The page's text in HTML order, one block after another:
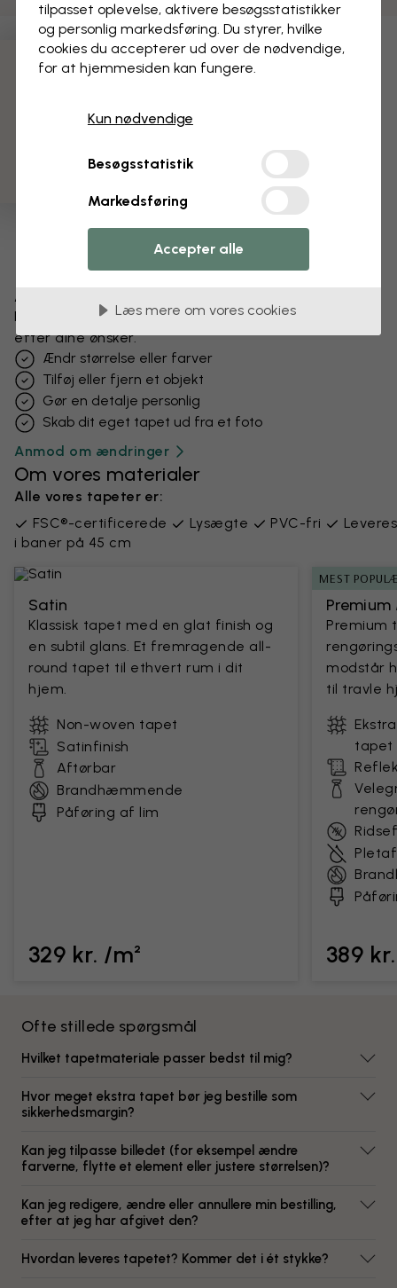
Ændr dit tapet
Få et unikt look – vores designteam tilpasser motivet
efter dine ønsker.
Ændr størrelse eller farver
Tilføj eller fjern et objekt
Gør en detalje personlig
Skab dit eget tapet ud fra et foto
Anmod om ændringer
Om vores materialer
Alle vores tapeter er:
FSC®-certificerede
Lysægte PVC-fri
Leveres
i baner på 45 cm
Satin
Klassisk tapet med en glat finish og
en subtil glans. Et fremragende all-
round tapet til ethvert rum i dit
hjem.
Non-woven tapet
Satinfinish
Aftørbar
Brandhæmmende
Påføring af lim
329 kr. /m²
MEST
Premium
modstår
til travle
tapet
389
Ofte stillede spørgsmål
Hvilket tapetmateriale passer bedst til mig?
Hvor meget ekstra tapet bør jeg bestille som
sikkerhedsmargin?
Kan jeg tilpasse billedet (for eksempel ændre
farverne, flytte et element eller justere størrelsen)?
Kan jeg redigere, ændre eller annullere min bestilling,
efter at jeg har afgivet den?
Hvordan leveres tapetet? Kommer det i ét stykke?
tilpasset oplevelse, aktivere besøgs­statistikker
og personlig markedsføring. Du styrer, hvilke
cookies du accepterer ud over de nødvendige,
for at hjemmesiden kan fungere.
Kun nødvendige
Besøgsstatistik
Markedsføring
Accepter alle
Læs mere om vores cookies